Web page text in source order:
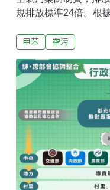
規排放標準24倍。根
的環保犯罪案件，涉
物料的申報，更以暗
以減少空污防制耗材
署檢察官依《刑法》
放有害健康之物污染
無罪。甲苯是常用於
劑等之化學品，在空
種。依勞動部職安署
引〉指出：「甲苯的
性，暴露於甲苯可引
甲苯 空污